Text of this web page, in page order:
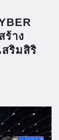
ร้าง
ริมสิริ